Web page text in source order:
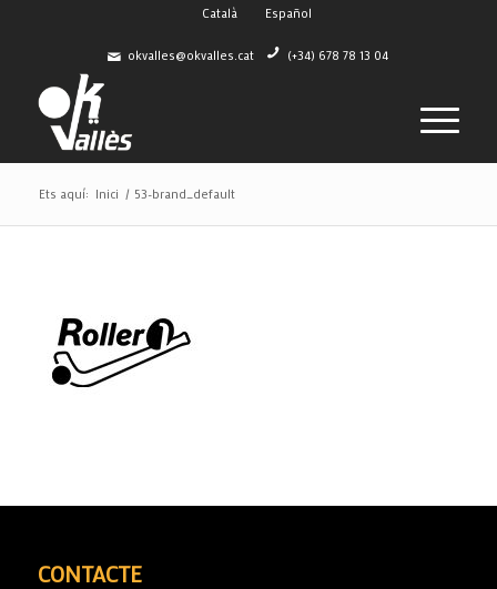
Català Español
okvalles@okvalles.cat (+34) 678 78 13 04
Ets aquí: Inici / 53-brand_default
CONTACTE